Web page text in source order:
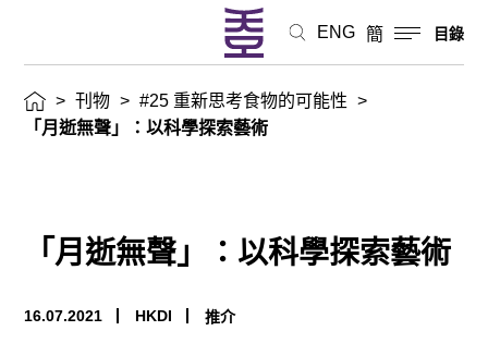
ENG 簡 目錄
> 刊物 > #25 重新思考食物的可能性
>
「月逝無聲」：以科學探索藝術
「月逝無聲」：以科學探索藝術
16.07.2021 HKDI 推介